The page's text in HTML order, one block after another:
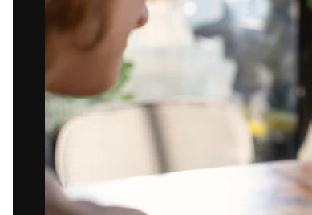
Видеошаблоны
Иконки
3D-модели
Креативная платформа для создания
ваших лучших работ. Более 1 миллиона
подписчиков среди креаторов,
предприятий, агентств и студий.